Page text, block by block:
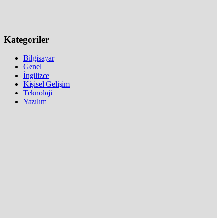
Kategoriler
Bilgisayar
Genel
İngilizce
Kişisel Gelişim
Teknoloji
Yazılım